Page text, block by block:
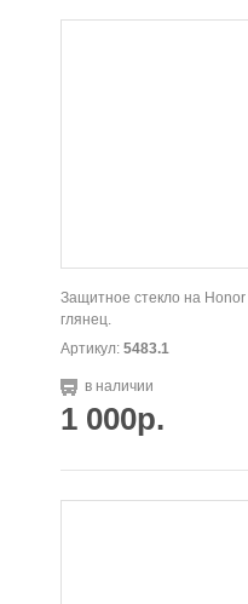
Защитное стекло на Honor
глянец.
Артикул: 5483.1
в наличии
1 000р.